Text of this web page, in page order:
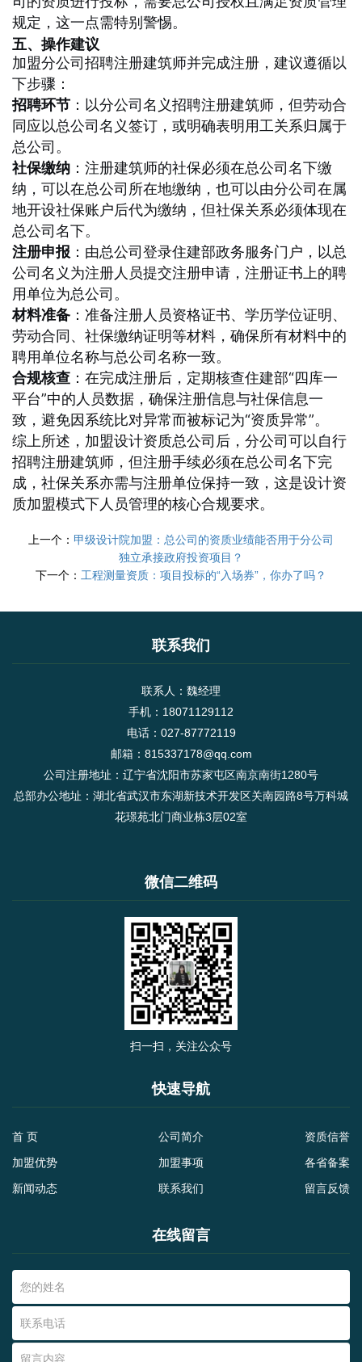
规定，这一点需特别警惕。
五、操作建议
加盟分公司招聘注册建筑师并完成注册，建议遵循以
下步骤：
招聘环节 ：以分公司名义招聘注册建筑师，但劳动合
同应以总公司名义签订，或明确表明用工关系归属于
总公司。
社保缴纳 ：注册建筑师的社保必须在总公司名下缴
纳，可以在总公司所在地缴纳，也可以由分公司在属
地开设社保账户后代为缴纳，但社保关系必须体现在
总公司名下。
注册申报 ：由总公司登录住建部政务服务门户，以总
公司名义为注册人员提交注册申请，注册证书上的聘
用单位为总公司。
材料准备 ：准备注册人员资格证书、学历学位证明、
劳动合同、社保缴纳证明等材料，确保所有材料中的
聘用单位名称与总公司名称一致。
合规核查 ：在完成注册后，定期核查住建部“四库一
平台”中的人员数据，确保注册信息与社保信息一
致，避免因系统比对异常而被标记为“资质异常”。
综上所述，加盟设计资质总公司后，分公司可以自行
招聘注册建筑师，但注册手续必须在总公司名下完
成，社保关系亦需与注册单位保持一致，这是设计资
质加盟模式下人员管理的核心合规要求。
上一个： 甲级设计院加盟：总公司的资质业绩能否用于分公司
独立承接政府投资项目？
下一个： 工程测量资质：项目投标的“入场券”，你办了吗？
联系我们
联系人：魏经理
手机：18071129112
电话：027-87772119
邮箱：815337178@qq.com
公司注册地址：辽宁省沈阳市苏家屯区南京南街1280号
总部办公地址：湖北省武汉市东湖新技术开发区关南园路8号万科城
花璟苑北门商业栋3层02室
微信二维码
扫一扫，关注公众号
快速导航
首 页 公司简介
资质信誉
加盟优势
加盟事项
各省备案
新闻动态
联系我们 留言反馈
在线留言